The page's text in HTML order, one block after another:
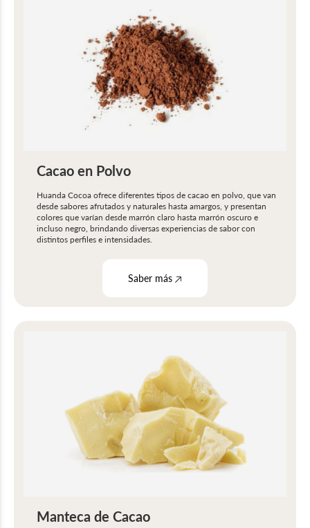
Cacao en Polvo
Huanda Cocoa ofrece diferentes tipos de cacao en polvo, que van
desde sabores afrutados y naturales hasta amargos, y presentan
colores que varían desde marrón claro hasta marrón oscuro e
incluso negro, brindando diversas experiencias de sabor con
distintos perfiles e intensidades.
Saber más
Manteca de Cacao